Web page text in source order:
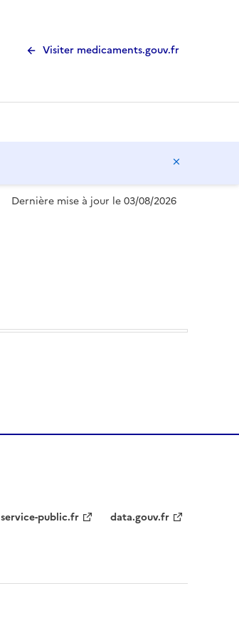
Visiter medicaments.gouv.fr
Dernière mise à jour le 03/08/2026
service-public.fr data.gouv.fr